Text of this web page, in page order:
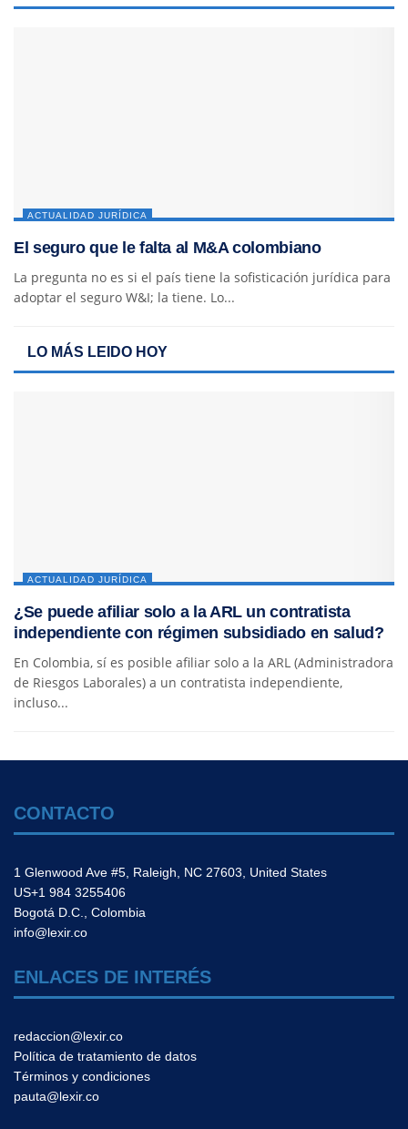
ACTUALIDAD JURÍDICA
El seguro que le falta al M&A colombiano
La pregunta no es si el país tiene la sofisticación jurídica para
adoptar el seguro W&I; la tiene. Lo...
LO MÁS LEIDO HOY
ACTUALIDAD JURÍDICA
¿Se puede afiliar solo a la ARL un contratista
independiente con régimen subsidiado en salud?
En Colombia, sí es posible afiliar solo a la ARL (Administradora
de Riesgos Laborales) a un contratista independiente,
incluso...
CONTACTO
1 Glenwood Ave #5, Raleigh, NC 27603, United States
US+1 984 3255406
Bogotá D.C., Colombia
info@lexir.co
ENLACES DE INTERÉS
redaccion@lexir.co
Política de tratamiento de datos
Términos y condiciones
pauta@lexir.co